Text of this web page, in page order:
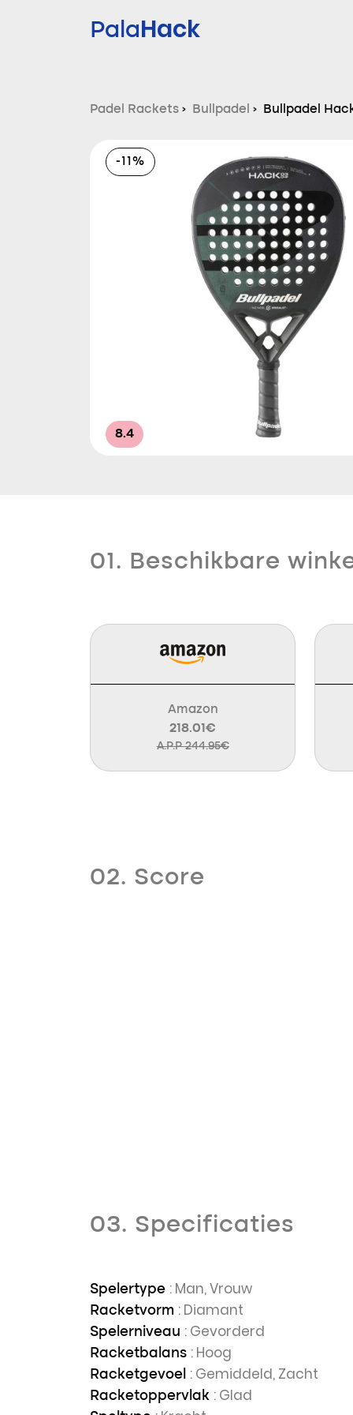
PalaHack
Padel Rackets › Bullpadel › Bullpadel
-11%
8.4
01. Beschikbare
Amazon
218.01€
A.P.P 244.95€
02. Score
03. Specificaties
Spelertype : Man, Vrouw
Racketvorm : Diamant
Spelerniveau : Gevorderd
Racketbalans : Hoog
Racketgevoel : Gemiddeld, Zacht
Racketoppervlak : Glad